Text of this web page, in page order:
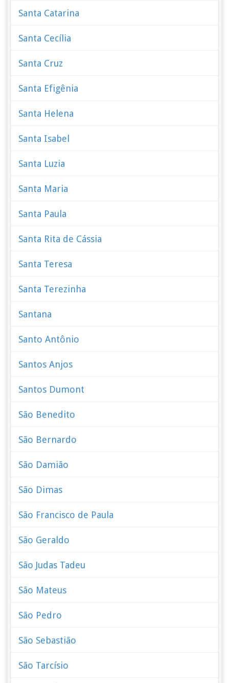
Santa Catarina
Santa Cecília
Santa Cruz
Santa Efigênia
Santa Helena
Santa Isabel
Santa Luzia
Santa Maria
Santa Paula
Santa Rita de Cássia
Santa Teresa
Santa Terezinha
Santana
Santo Antônio
Santos Anjos
Santos Dumont
São Benedito
São Bernardo
São Damião
São Dimas
São Francisco de Paula
São Geraldo
São Judas Tadeu
São Mateus
São Pedro
São Sebastião
São Tarcísio